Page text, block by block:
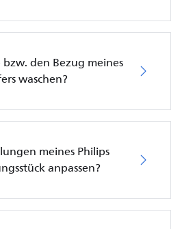
den Bezug meines
waschen?
meines Philips
anpassen?